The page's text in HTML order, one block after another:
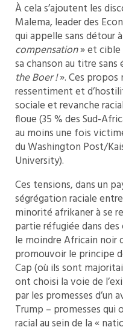
À cela s’ajoutent les
Malema, leader des
qui appelle sans détour
compensation» et cible
sa chanson au titre sans
the Boer !». Ces propos
ressentiment et
sociale et revanche
floue (35 % des Sud-
au moins une fois
du Washington Post/
University).
Ces tensions, dans un
ségrégation raciale
minorité afrikaner à se
partie réfugiée dans
le moindre Africain noir
promouvoir le principe
Cap (où ils sont
ont choisi la voie de
par les promesses d’un
Trump – promesses qui
racial au sein de la «